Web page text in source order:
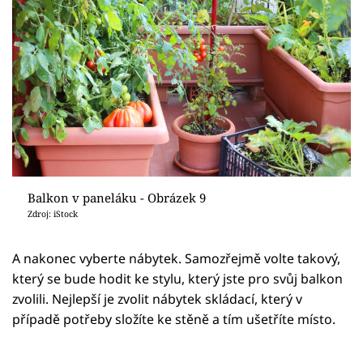
Balkon v paneláku - Obrázek 9
Zdroj: iStock
A nakonec vyberte nábytek. Samozřejmě volte takový,
který se bude hodit ke stylu, který jste pro svůj balkon
zvolili. Nejlepší je zvolit nábytek skládací, který v
případě potřeby složíte ke stěně a tím ušetříte místo.